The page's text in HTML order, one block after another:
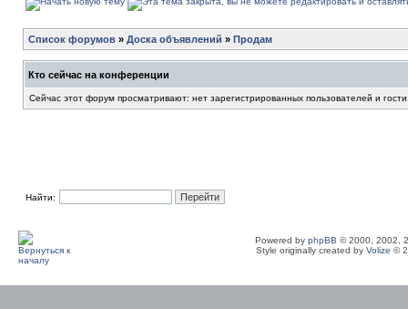
Список форумов » Доска объявлений » Продам
Кто сейчас на конференции
Сейчас этот форум просматривают: нет зарегистрированных пользователей и
Найти:
Powered by phpBB © 2000, 2002,
Style originally created by Volize ©